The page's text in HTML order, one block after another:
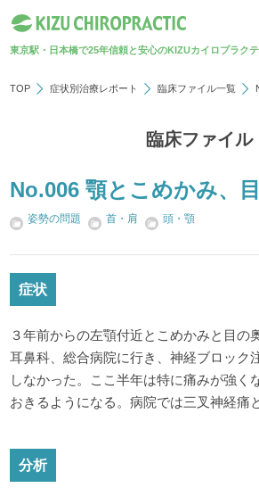
東京駅・日本橋で25年信頼と安心のKIZUカイロプラク
TOP 症状別治療レポート 臨床ファイル一覧
臨床ファイル
No.006 顎とこめかみ、
姿勢の問題 首・肩 頭・顎
症状
３年前からの左顎付近とこめかみと目の
耳鼻科、総合病院に行き、神経ブロック
しなかった。ここ半年は特に痛みが強く
おきるようになる。病院では三叉神経痛
分析